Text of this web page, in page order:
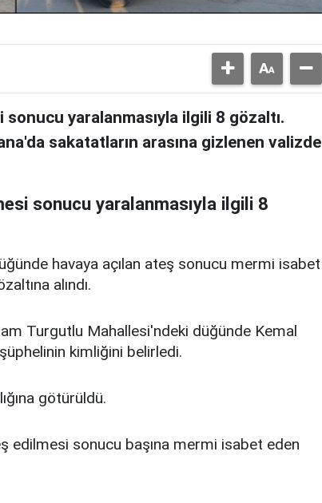
yaralanmasıyla ilgili 8 gözaltı.
sakatatların arasına gizlenen valizde
sonucu yaralanmasıyla ilgili 8
havaya açılan ateş sonucu mermi isabet
alındı.
Turgutlu Mahallesi'ndeki düğünde Kemal
kimliğini belirledi.
götürüldü.
edilmesi sonucu başına mermi isabet eden